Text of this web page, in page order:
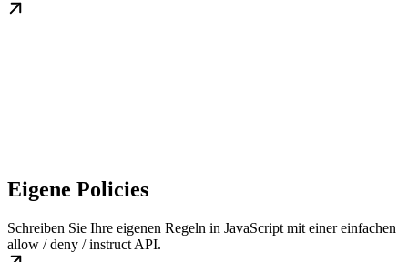
Eigene Policies
Schreiben Sie Ihre eigenen Regeln in JavaScript mit einer einfachen
allow / deny / instruct API.